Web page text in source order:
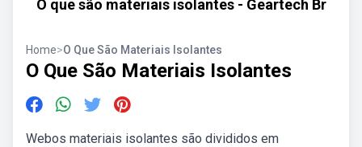
O que são materiais isolantes - Geartech Br
Home>O Que São Materiais Isolantes
O Que São Materiais Isolantes
Webos materiais isolantes são divididos em